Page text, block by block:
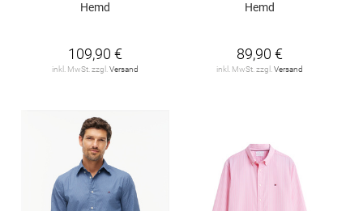
Hemd
109,90 €
inkl. MwSt. zzgl.Versand
Hemd
89,90 €
inkl. MwSt. zzgl.Versand